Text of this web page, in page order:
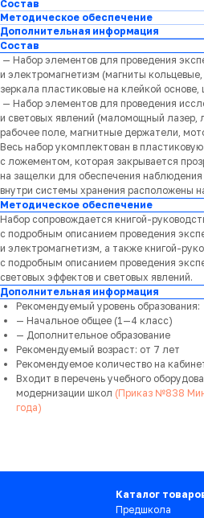
Состав
Методическое обеспечение
Дополнительная информация
Состав
— Набор элементов для проведения
и электромагнетизм (магниты
зеркала пластиковые на клейкой
— Набор элементов для проведения
и световых явлений (маломощный лазер,
рабочее поле, магнитные держатели,
Весь набор укомплектован в
с ложементом, которая закрывается
на защелки для обеспечения
внутри системы хранения расположены
Методическое обеспечение
Набор сопровождается книгой-
с подробным описанием проведения
и электромагнетизм, а также книгой-
с подробным описанием проведения
световых эффектов и световых явлений.
Дополнительная информация
Рекомендуемый уровень образования:
— Начальное общее (1—4 класс)
— Дополнительное образование
Рекомендуемый возраст: от 7 лет
Рекомендуемое количество на
Входит в перечень учебного
модернизации школ (Приказ №838
года)
Каталог
Предшкола